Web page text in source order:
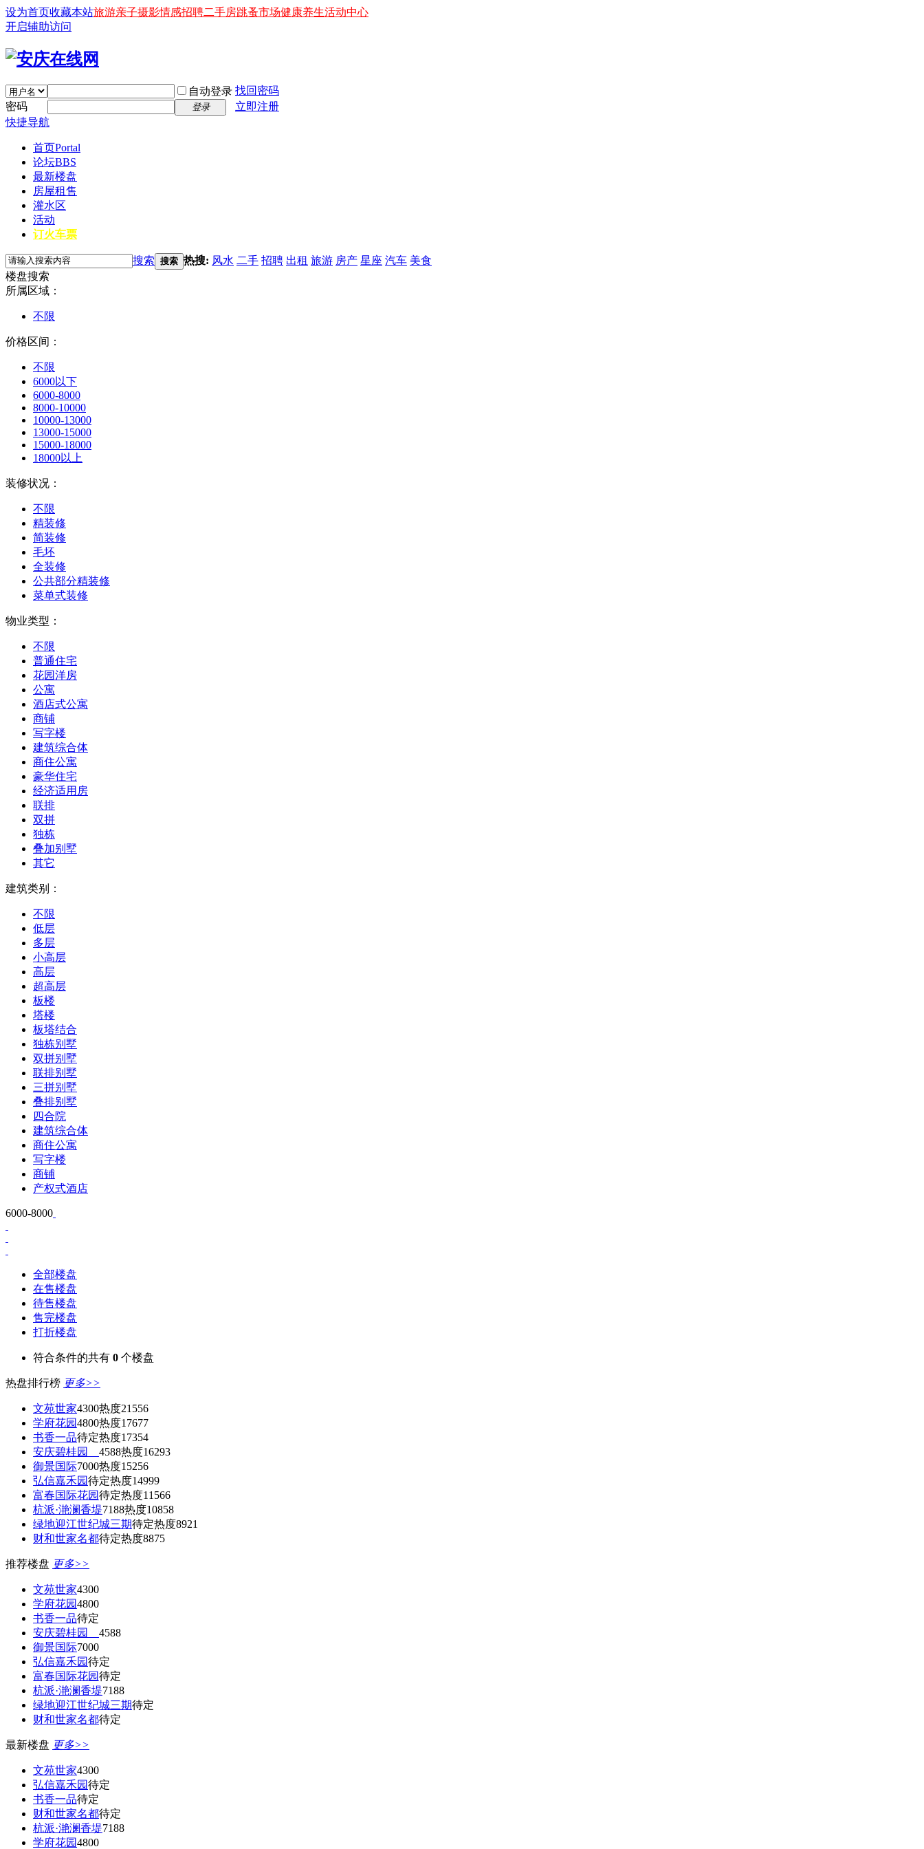
设为首页收藏本站旅游亲子摄影情感招聘二手房跳蚤市场健康养生活动中心
开启辅助访问
自动登录 找回密码
密码
登录
立即注册
快捷导航
首页Portal
论坛BBS
最新楼盘
房屋租售
灌水区
活动
订火车票
搜索 搜索 热搜: 风水 二手 招聘 出租 旅游 房产 星座 汽车 美食
楼盘搜索
所属区域：
不限
价格区间：
不限
6000以下
6000-8000
8000-10000
10000-13000
13000-15000
15000-18000
18000以上
装修状况：
不限
精装修
简装修
毛坯
全装修
公共部分精装修
菜单式装修
物业类型：
不限
普通住宅
花园洋房
公寓
酒店式公寓
商铺
写字楼
建筑综合体
商住公寓
豪华住宅
经济适用房
联排
双拼
独栋
叠加别墅
其它
建筑类别：
不限
低层
多层
小高层
高层
超高层
板楼
塔楼
板塔结合
独栋别墅
双拼别墅
联排别墅
三拼别墅
叠排别墅
四合院
建筑综合体
商住公寓
写字楼
商铺
产权式酒店
6000-8000
全部楼盘
在售楼盘
待售楼盘
售完楼盘
打折楼盘
符合条件的共有 0 个楼盘
热盘排行榜 更多>>
文苑世家4300热度21556
学府花园4800热度17677
书香一品待定热度17354
安庆碧桂园 4588热度16293
御景国际7000热度15256
弘信嘉禾园待定热度14999
富春国际花园待定热度11566
杭派·滟澜香堤7188热度10858
绿地迎江世纪城三期待定热度8921
财和世家名都待定热度8875
推荐楼盘 更多>>
文苑世家4300
学府花园4800
书香一品待定
安庆碧桂园 4588
御景国际7000
弘信嘉禾园待定
富春国际花园待定
杭派·滟澜香堤7188
绿地迎江世纪城三期待定
财和世家名都待定
最新楼盘 更多>>
文苑世家4300
弘信嘉禾园待定
书香一品待定
财和世家名都待定
杭派·滟澜香堤7188
学府花园4800